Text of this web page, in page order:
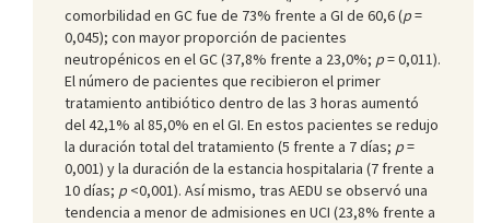
comorbilidad en GC fue de 73% frente a GI de 60,6 (p=
0,045); con mayor proporción de pacientes
neutropénicos en el GC (37,8% frente a 23,0%; p= 0,011).
El número de pacientes que recibieron el primer
tratamiento antibiótico dentro de las 3 horas aumentó
del 42,1% al 85,0% en el GI. En estos pacientes se redujo
la duración total del tratamiento (5 frente a 7 días; p=
0,001) y la duración de la estancia hospitalaria (7 frente a
10 días; p <0,001). Así mismo, tras AEDU se observó una
tendencia a menor de admisiones en UCI (23,8% frente a